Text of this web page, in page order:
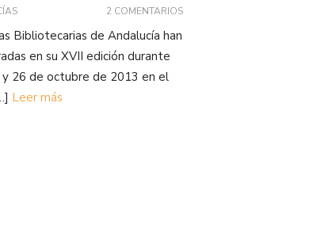
2 COMENTARIOS
Bibliotecarias de Andalucía han
en su XVII edición durante
y 26 de octubre de 2013 en el
Leer más